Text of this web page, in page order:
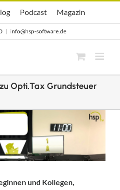
Opti.Cast
Podcast Opti.Mag
Magazin
| info@hsp-software.de
Opti.Tax Grundsteuer
und Kollegen,